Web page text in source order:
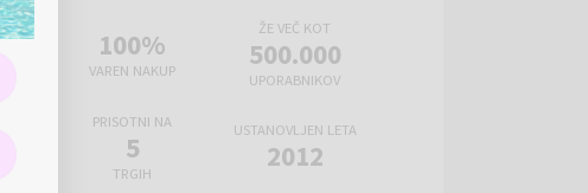
100%
VAREN NAKUP
ŽE VEČ KOT
500.000
UPORABNIKOV
PRISOTNI NA
5
TRGIH
USTANOVLJEN LETA
2012